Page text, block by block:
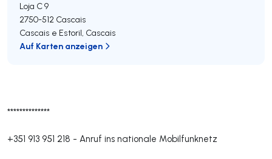
**************
+351 913 951 218 - Anruf ins nationale Mobilfunknetz
Loja C 9
2750-512 Cascais
Cascais e Estoril, Cascais
Auf Karten anzeigen